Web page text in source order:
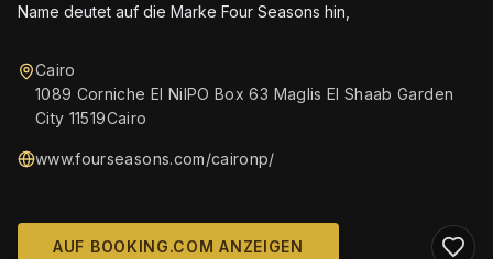
Name deutet auf die Marke Four Seasons hin,
Cairo
1089 Corniche El NilPO Box 63 Maglis El Shaab Garden
City 11519Cairo
www.fourseasons.com/caironp/
AUF BOOKING.COM ANZEIGEN